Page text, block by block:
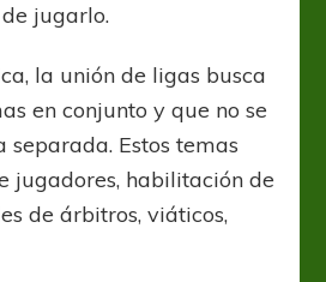
jugarlo.
la unión de ligas busca
en conjunto y que no se
Estos temas
jugadores, habilitación de
de árbitros, viáticos,